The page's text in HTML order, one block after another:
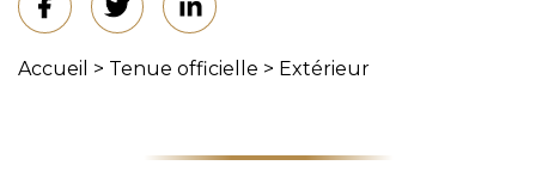
Accueil > Tenue officielle > Extérieur